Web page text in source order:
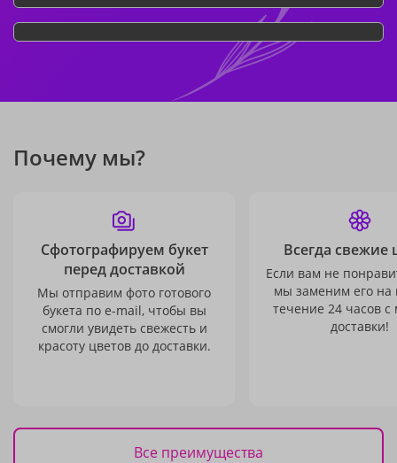
Почему мы?
Сфотографируем букет
перед доставкой
Мы отправим фото готового
букета по e-mail, чтобы вы
смогли увидеть свежесть и
красоту цветов до доставки.
Всегда свежие
Если вам не
мы заменим его на
течение 24 часов с
доставки!
Все преимущества